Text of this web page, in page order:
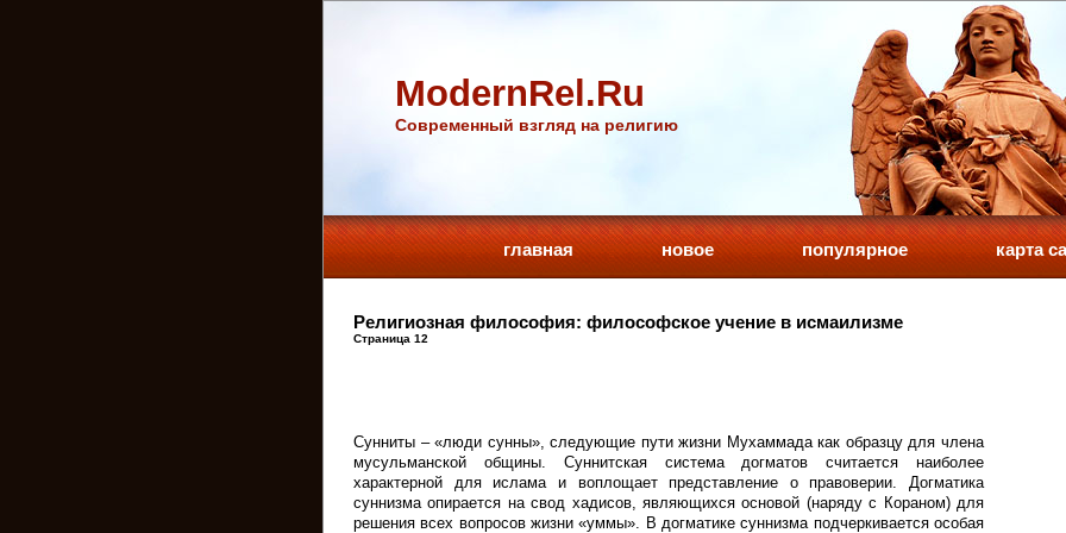
ModernRel.Ru
Cовременный взгляд на религию
главная новое популярное карта
Религиозная философия: философское учение в исмаилизме
Страница 12
Сунниты – «люди сунны», следующие пути жизни Мухаммада как образцу для члена
мусульманской общины. Суннитская система догматов считается наиболее
характерной для ислама и воплощает представление о правоверии. Догматика
суннизма опирается на свод хадисов, являющихся основой (наряду с Кораном) для
решения всех вопросов жизни «уммы». В догматике суннизма подчеркивается особая